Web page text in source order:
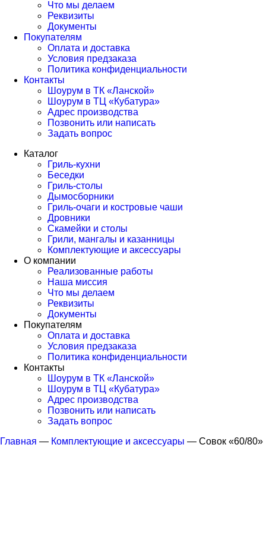
Что мы делаем
Реквизиты
Документы
Покупателям
Оплата и доставка
Условия предзаказа
Политика конфиденциальности
Контакты
Шоурум в ТК «Ланской»
Шоурум в ТЦ «Кубатура»
Адрес производства
Позвонить или написать
Задать вопрос
Каталог
Гриль-кухни
Беседки
Гриль-столы
Дымосборники
Гриль-очаги и костровые чаши
Дровники
Скамейки и столы
Грили, мангалы и казанницы
Комплектующие и аксессуары
О компании
Реализованные работы
Наша миссия
Что мы делаем
Реквизиты
Документы
Покупателям
Оплата и доставка
Условия предзаказа
Политика конфиденциальности
Контакты
Шоурум в ТК «Ланской»
Шоурум в ТЦ «Кубатура»
Адрес производства
Позвонить или написать
Задать вопрос
Главная — Комплектующие и аксессуары — Совок «60/80»